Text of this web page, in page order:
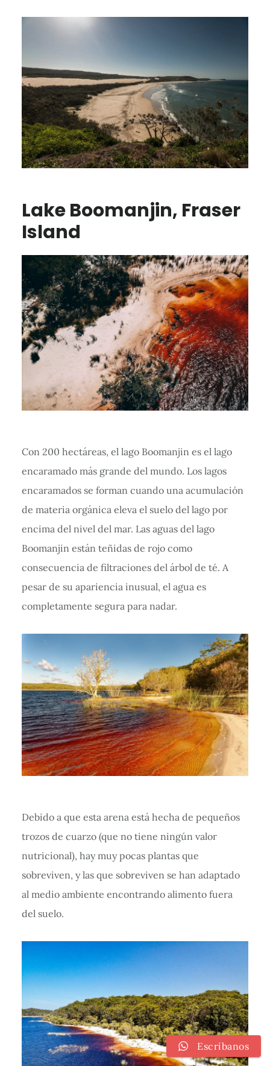
Lake Boomanjin, Fraser
Island
Con 200 hectáreas, el lago Boomanjin es el lago
encaramado más grande del mundo. Los lagos
encaramados se forman cuando una acumulación
de materia orgánica eleva el suelo del lago por
encima del nivel del mar. Las aguas del lago
Boomanjin están teñidas de rojo como
consecuencia de filtraciones del árbol de té. A
pesar de su apariencia inusual, el agua es
completamente segura para nadar.
Debido a que esta arena está hecha de pequeños
trozos de cuarzo (que no tiene ningún valor
nutricional), hay muy pocas plantas que
sobreviven, y las que sobreviven se han adaptado
al medio ambiente encontrando alimento fuera
del suelo.
Escríbanos